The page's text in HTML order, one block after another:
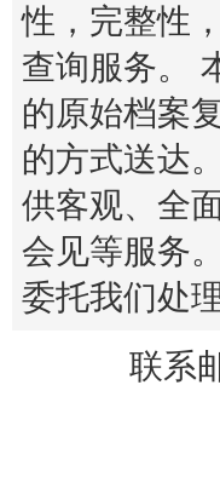
性，完整性
查询服务。
的原始档案
的方式送达
供客观、全
会见等服务
委托我们处理
联系